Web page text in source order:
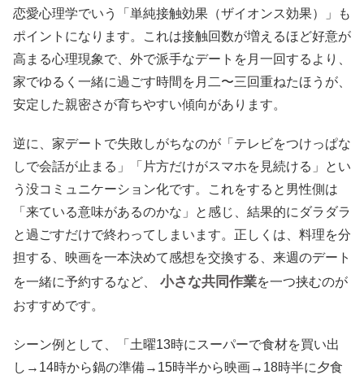
恋愛心理学でいう「単純接触効果（ザイオンス効果）」も
ポイントになります。これは接触回数が増えるほど好意が
高まる心理現象で、外で派手なデートを月一回するより、
家でゆるく一緒に過ごす時間を月二〜三回重ねたほうが、
安定した親密さが育ちやすい傾向があります。
逆に、家デートで失敗しがちなのが「テレビをつけっぱな
しで会話が止まる」「片方だけがスマホを見続ける」とい
う没コミュニケーション化です。これをすると男性側は
「来ている意味があるのかな」と感じ、結果的にダラダラ
と過ごすだけで終わってしまいます。正しくは、料理を分
担する、映画を一本決めて感想を交換する、来週のデート
を一緒に予約するなど、
小さな共同作業を一つ挟むのが
おすすめです。
シーン例として、「土曜13時にスーパーで食材を買い出
し→14時から鍋の準備→15時半から映画→18時半に夕食